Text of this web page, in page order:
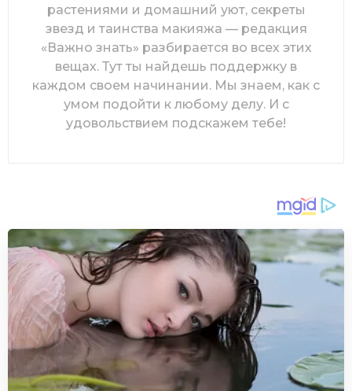
растениями и домашний уют, секреты
звезд и таинства макияжа — редакция
«Важно знать» разбирается во всех этих
вещах. Тут ты найдешь поддержку в
каждом своем начинании. Мы знаем, как с
умом подойти к любому делу. И с
удовольствием подскажем тебе!